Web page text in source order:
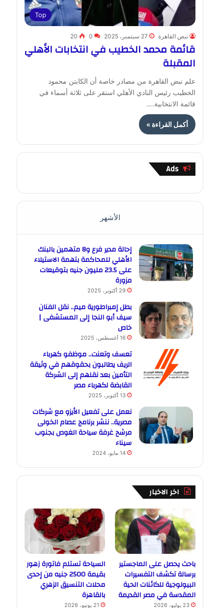
Top
نبض القاهرة 27 سبتمبر، 2025 0
20
قائمة محمد الخطيب في انتخابات الأهلي
المقبلة
علم نبض القاهرة من مصادر خاصة أن الكابتن محمود
الخطيب رئيس النادي الأهلي استقر على ثلاثة أسماء في
قائمة الانتخابية.…
أكمل القراءة »
Ads
الأشهر
إحالة مدير فرع و8 متهمين بالبنك
الأهلي للمحاكمة بتهمة الاستيلاء
على 23.5 مليون جنيه بتوقيعات
مزورة
29 أكتوبر، 2025
بطل إمبراطورية ميم.. نقل الفنان
سيف أبو النجا إلى المستشفى |
خاص
16 أغسطس، 2025
تعسف وتعنت.. موظفو كهرباء
الريف يطالبون بحقوقهم في وثيقة
التأمين بعد نقلهم إلى الشركة
القابضة لكهرباء مصر
13 أكتوبر، 2025
نعمل على تفعيل الأيزو مع شركات
مصرية.. ننشر برنامج عصام الخولى
مرشح غرفة سياحة الغوص بجنوب
سيناء
14 مايو، 2024
اخر الاخبار
باحث يحصل على الماجستير
برسالة تكشف التفسيرات
البيولوجية للكائنات الحية
المقدسة في مصر القديمة
23 يوليو، 2026
السياحة تستلم فاتورة زهور
بقيمة 2500 جنيه من إحدى
محلات التنسيق الزهري
بالقاهرة
21 يونيو، 2026